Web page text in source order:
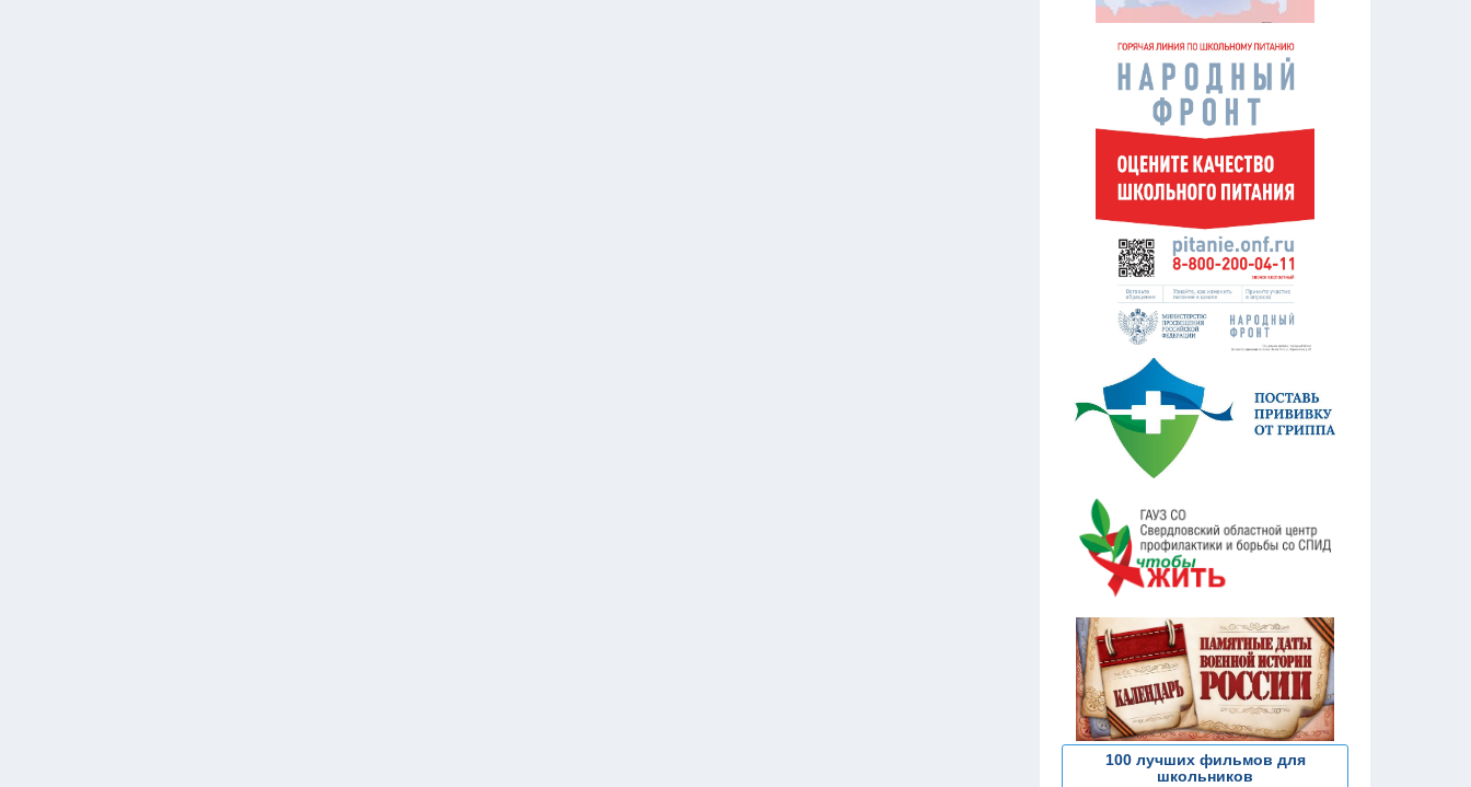
100 лучших фильмов для
школьников